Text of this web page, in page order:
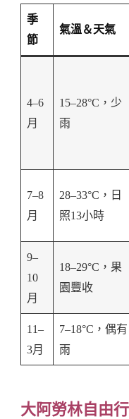
季
節
氣溫＆天氣
4–6
月
15–28°C，少
雨
7–8
月
28–33°C，日
照13小時
9–
10
月
18–29°C，果
園豐收
11–
3月
7–18°C，偶有
雨
大阿勞林自由